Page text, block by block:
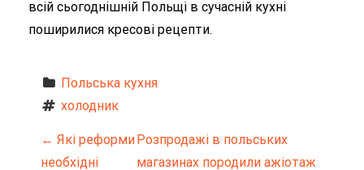
всій сьогоднішній Польщі в сучасній кухні
поширилися кресові рецепти.
Польська кухня
холодник
Н
← Які реформи
необхідні
Розпродажі в польських
магазинах породили ажіотаж